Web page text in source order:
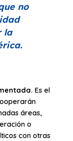
no
la
Es el
áreas,
o
con otras